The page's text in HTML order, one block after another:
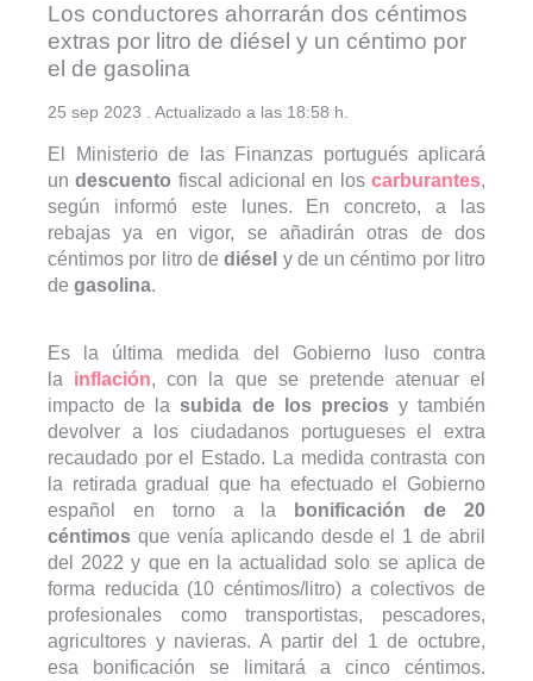
Los conductores ahorrarán dos céntimos
extras por litro de diésel y un céntimo por
el de gasolina
25 sep 2023 . Actualizado a las 18:58 h.
El Ministerio de las Finanzas portugués aplicará
undescuento fiscal adicional en los carburantes,
según informó este lunes. En concreto, a las
rebajas ya en vigor, se añadirán otras de dos
céntimos por litro de diésel y de un céntimo por litro
de gasolina.
Es la última medida del Gobierno luso contra
la inflación, con la que se pretende atenuar el
impacto de la subida de los preciosy también
devolver a los ciudadanos portugueses el extra
recaudado por el Estado. La medida contrasta con
la retirada gradual que ha efectuado el Gobierno
español en torno a la bonificación de 20
céntimos que venía aplicando desde el 1 de abril
del 2022 y que en la actualidad solo se aplica de
forma reducida (10 céntimos/litro) a colectivos de
profesionales como transportistas, pescadores,
agricultores y navieras. A partir del 1 de octubre,
esa bonificación se limitará a cinco céntimos.